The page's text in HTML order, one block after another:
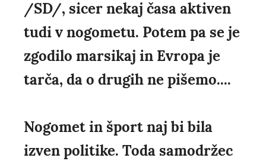
/SD/, sicer nekaj časa aktiven
tudi v nogometu. Potem pa se je
zgodilo marsikaj in Evropa je
tarča, da o drugih ne pišemo....
Nogomet in šport naj bi bila
izven politike. Toda samodržec